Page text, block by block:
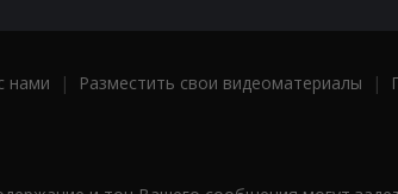
нами | Разместить свои видеоматериалы |